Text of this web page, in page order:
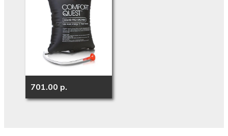
701.00 p.